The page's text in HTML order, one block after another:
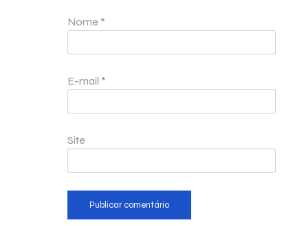
Nome *
E-mail *
Site